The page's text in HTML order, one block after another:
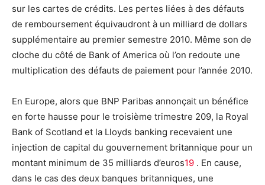
sur les cartes de crédits. Les pertes liées à des défauts
de remboursement équivaudront à un milliard de dollars
supplémentaire au premier semestre 2010. Même son de
cloche du côté de Bank of America où l’on redoute une
multiplication des défauts de paiement pour l’année 2010.
En Europe, alors que BNP Paribas annonçait un bénéfice
en forte hausse pour le troisième trimestre 209, la Royal
Bank of Scotland et la Lloyds banking recevaient une
injection de capital du gouvernement britannique pour un
montant minimum de 35 milliards d’euros19 . En cause,
dans le cas des deux banques britanniques, une